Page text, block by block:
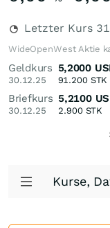
Letzter Kurs
WideOpenWest Aktie
Geldkurs
30.12.25
5,2000
91.200STK
Briefkurs
30.12.25
5,2100
2.900STK
Kurse,